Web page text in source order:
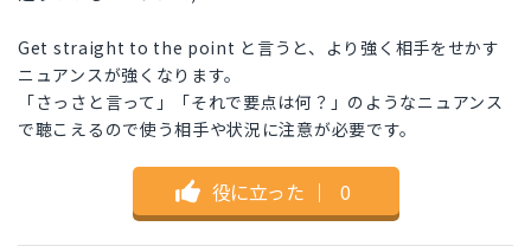
Get straight to the point と言うと、より強く相手をせかす
ニュアンスが強くなります。
「さっさと言って」「それで要点は何？」のようなニュアンス
で聴こえるので使う相手や状況に注意が必要です。
役に立った ｜ 0